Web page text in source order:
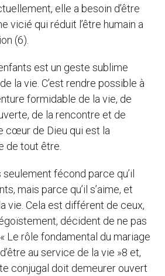
elle a besoin d’être
vicié qui réduit l’être humain a
(6).
est un geste sublime
la vie. C’est rendre possible à
formidable de la vie, de
de la rencontre et de
cœur de Dieu qui est la
de tout être.
seulement fécond parce qu’il
mais parce qu’il s’aime, et
vie. Cela est différent de ceux,
décident de ne pas
Le rôle fondamental du mariage
au service de la vie »8 et,
conjugal doit demeurer ouvert